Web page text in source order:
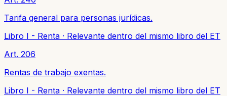
Tarifa general para personas jurídicas.
Libro I - Renta · Relevante dentro del mismo libro del ET
Art. 206
Rentas de trabajo exentas.
Libro I - Renta · Relevante dentro del mismo libro del ET